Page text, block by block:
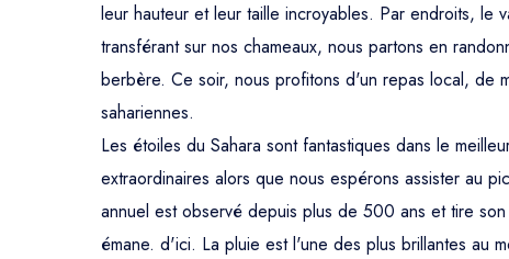
leur hauteur et leur taille incroyables. Par endroits, le
transférant sur nos chameaux, nous partons en
berbère. Ce soir, nous profitons d'un repas local, de
sahariennes.
Les étoiles du Sahara sont fantastiques dans le
extraordinaires alors que nous espérons assister au
annuel est observé depuis plus de 500 ans et tire
émane. d'ici. La pluie est l'une des plus brillantes au